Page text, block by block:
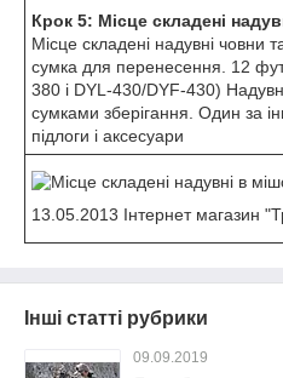
Крок 5: Місце складені
Місце складені надувні човни
сумка для перенесення. 12
380 і DYL-430/DYF-430)
сумками зберігання. Один за
підлоги і аксесуари
13.05.2013 Інтернет магазин
Інші статті рубрики
09.09.2019